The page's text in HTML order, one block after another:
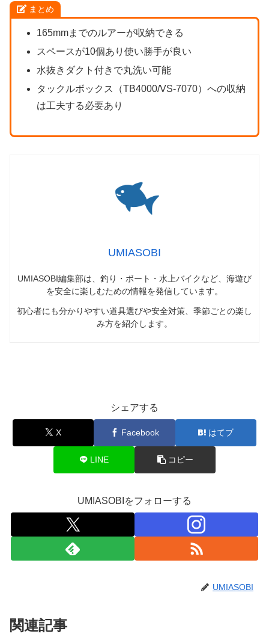
まとめ
165mmまでのルアーが収納できる
スペースが10個あり使い勝手が良い
水抜きダクト付きで丸洗い可能
タックルボックス（TB4000/VS-7070）への収納
は工夫する必要あり
UMIASOBI
UMIASOBI編集部は、釣り・ボート・水上バイクなど、海遊び
を安全に楽しむための情報を発信しています。
初心者にも分かりやすい道具選びや安全対策、季節ごとの楽し
み方を紹介します。
シェアする
X Facebook はてブ
LINE コピー
UMIASOBIをフォローする
UMIASOBI
関連記事